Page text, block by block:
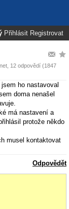
Přihlásit Registrovat
, 12 odpovědí (1847
ho nastavoval
doma nenašel
má nastavení a
protože někdo
musel kontaktovat
Odpovědět